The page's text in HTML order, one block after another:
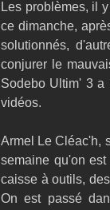
Les problèmes, il
ce dimanche,
solutionnés,
conjurer le
Sodebo Ultim' 3 a
vidéos.
Armel Le Cléac'h,
semaine qu'on
caisse à outils,
On est passé